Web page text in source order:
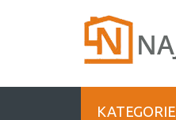
KATEGORIE